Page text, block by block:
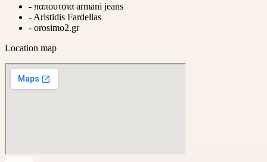
- παπουτσια armani jeans
- Aristidis Fardellas
- orosimo2.gr
Location map